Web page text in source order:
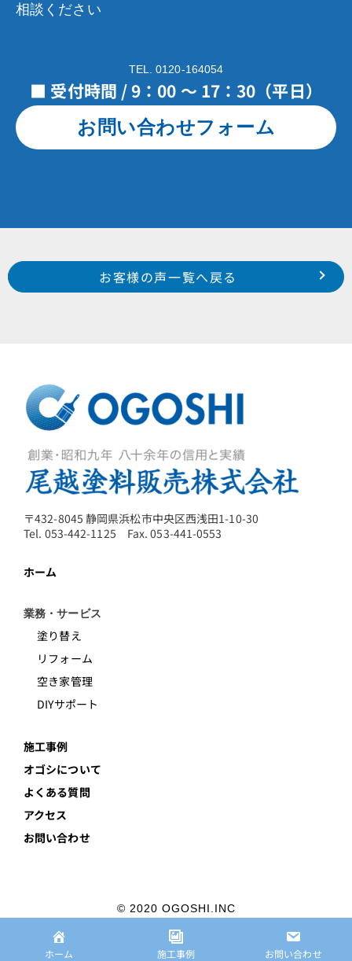
相談ください
TEL. 0120-164054
■ 受付時間 / 9：00 ～ 17：30（平日）
お問い合わせフォーム
Prev
南区 新橋町 H 様
磐田市 掛塚 S 様
お客様の声一覧へ戻る
〒432-8045 静岡県浜松市中央区西浅田1-10-30
Tel. 053-442-1125 Fax. 053-441-0553
ホーム
業務・サービス
塗り替え
リフォーム
空き家管理
DIYサポート
施工事例
オゴシについて
よくある質問
アクセス
お問い合わせ
© 2020 OGOSHI.INC
プライバシーポリシー
ホーム 施工事例 お問い合わせ